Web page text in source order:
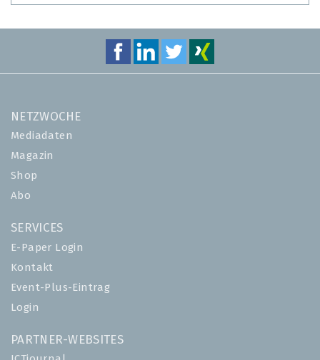
NETZWOCHE
Mediadaten
Magazin
Shop
Abo
SERVICES
E-Paper Login
Kontakt
Event-Plus-Eintrag
Login
PARTNER-WEBSITES